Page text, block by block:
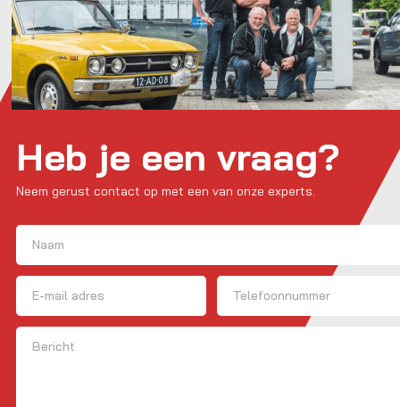
Heb je een vraag?
Neem gerust contact op met een van onze experts.
Naam
Voornaam
E-mailadres Telefoon
Bericht